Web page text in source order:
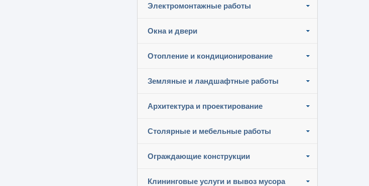
Электромонтажные работы
Окна и двери
Отопление и кондиционирование
Земляные и ландшафтные работы
Архитектура и проектирование
Столярные и мебельные работы
Ограждающие конструкции
Клининговые услуги и вывоз мусора